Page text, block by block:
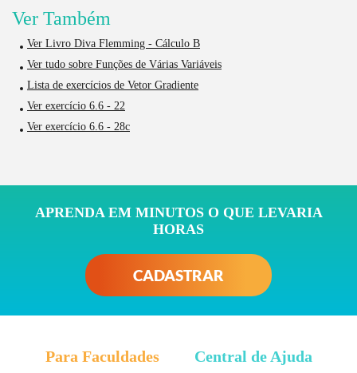
Ver Também
Ver Livro Diva Flemming - Cálculo B
Ver tudo sobre Funções de Várias Variáveis
Lista de exercícios de Vetor Gradiente
Ver exercício 6.6 - 22
Ver exercício 6.6 - 28c
APRENDA EM MINUTOS O QUE LEVARIA
HORAS
CADASTRAR
Para Faculdades Central de Ajuda